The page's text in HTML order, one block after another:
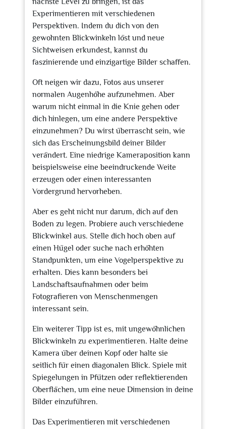
Experimentieren mit verschiedenen
Perspektiven. Indem du dich von den
gewohnten Blickwinkeln löst und neue
Sichtweisen erkundest, kannst du
faszinierende und einzigartige Bilder schaffen.
Oft neigen wir dazu, Fotos aus unserer
normalen Augenhöhe aufzunehmen. Aber
warum nicht einmal in die Knie gehen oder
dich hinlegen, um eine andere Perspektive
einzunehmen? Du wirst überrascht sein, wie
sich das Erscheinungsbild deiner Bilder
verändert. Eine niedrige Kameraposition kann
beispielsweise eine beeindruckende Weite
erzeugen oder einen interessanten
Vordergrund hervorheben.
Aber es geht nicht nur darum, dich auf den
Boden zu legen. Probiere auch verschiedene
Blickwinkel aus. Stelle dich hoch oben auf
einen Hügel oder suche nach erhöhten
Standpunkten, um eine Vogelperspektive zu
erhalten. Dies kann besonders bei
Landschaftsaufnahmen oder beim
Fotografieren von Menschenmengen
interessant sein.
Ein weiterer Tipp ist es, mit ungewöhnlichen
Blickwinkeln zu experimentieren. Halte deine
Kamera über deinen Kopf oder halte sie
seitlich für einen diagonalen Blick. Spiele mit
Spiegelungen in Pfützen oder reflektierenden
Oberflächen, um eine neue Dimension in deine
Bilder einzuführen.
Das Experimentieren mit verschiedenen